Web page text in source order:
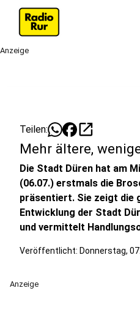
Anzeige
Teilen: open_in_new
Mehr ältere,
Die Stadt Düren hat am
(06.07.) erstmals die
präsentiert. Sie zeigt die
Entwicklung der Stadt
und vermittelt
Veröffentlicht: Donnerstag,
Anzeige